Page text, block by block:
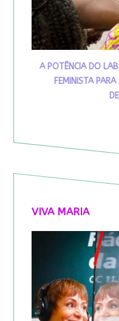
A POTÊNCIA DO
FEMINISTA
VIVA MARIA